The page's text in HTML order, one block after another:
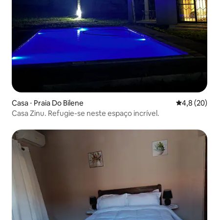
Casa ⋅ Praia Do Bilene 4,8 de uma
4,8 (20)
Casa Zinu. Refugie-se neste espaço incrível.